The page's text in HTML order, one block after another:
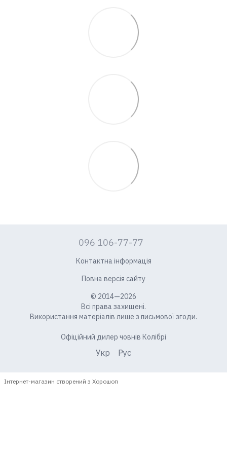
096 106-77-77
Контактна інформація
Повна версія сайту
© 2014—2026
Всі права захищені.
Використання матеріалів лише з письмової згоди.
Офіційний дилер човнів Колібрі
Укр Рус
Інтернет-магазин створений з Хорошоп